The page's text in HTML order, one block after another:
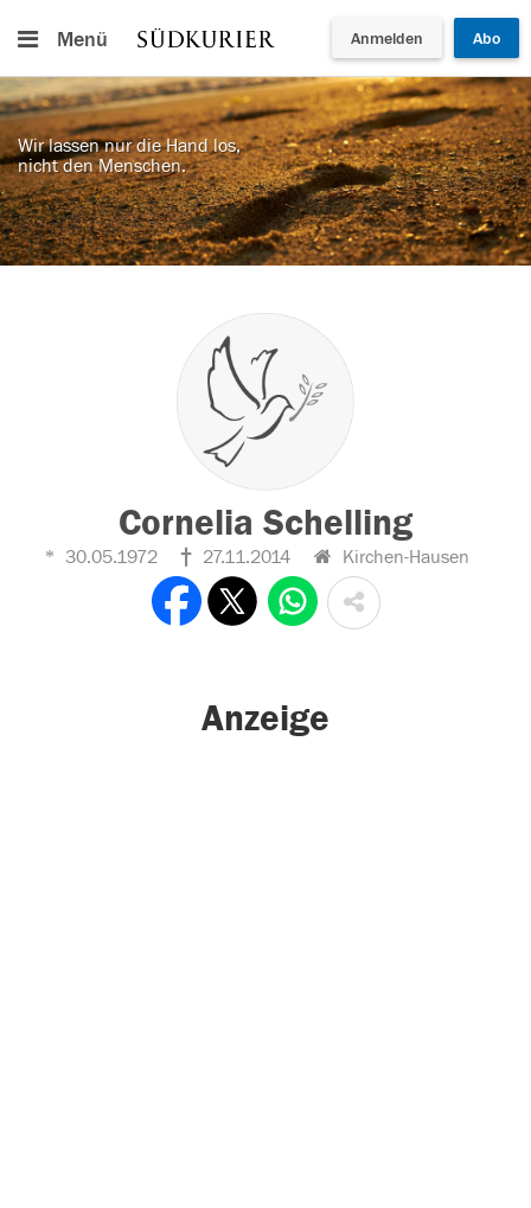
Menü Anmelden Abo
Wir lassen nur die Hand los,
nicht den Menschen.
Cornelia Schelling
30.05.1972 27.11.2014 Kirchen-Hausen
Anzeige